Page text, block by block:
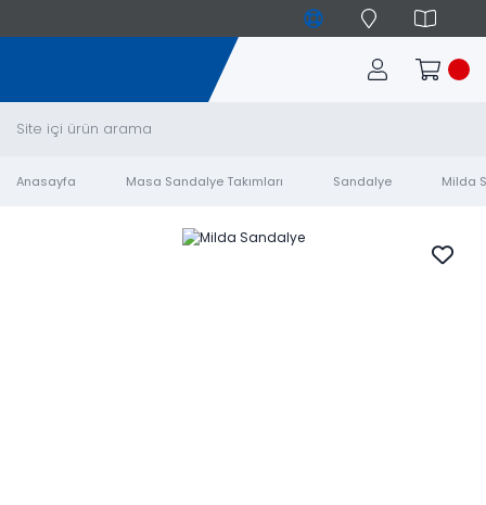
Anasayfa Masa Sandalye Takımları Sandalye Milda